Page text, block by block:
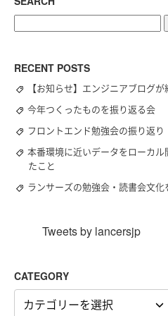
RECENT POSTS
【お知らせ】エンジニアブログ
今年つくったものを振り返る会
フロントエンド勉強会の振り返り
本番環境に近いデータをローカ
たこと
ランサーズの勉強会・読書会文化
Tweets by lancersjp
CATEGORY
CATEGORY